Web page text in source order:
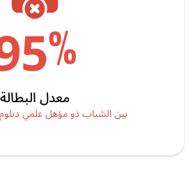
معدل البطالة
%
بين الشباب ذو مؤهل علمي